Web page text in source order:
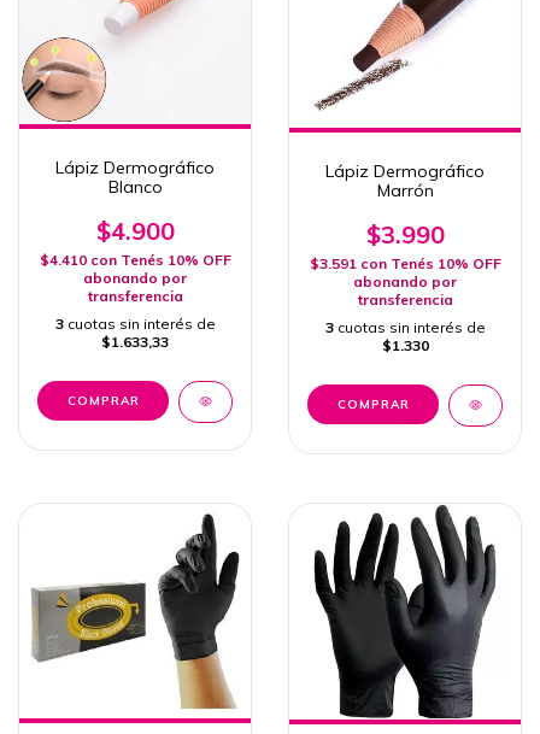
Lápiz Dermográfico
Blanco
$4.900
$4.410 con Tenés 10% OFF
abonando por
transferencia
3 cuotas sin interés de
$1.633,33
Lápiz Dermográfico
Marrón
$3.990
$3.591 con Tenés 10% OFF
abonando por
transferencia
3 cuotas sin interés de
$1.330